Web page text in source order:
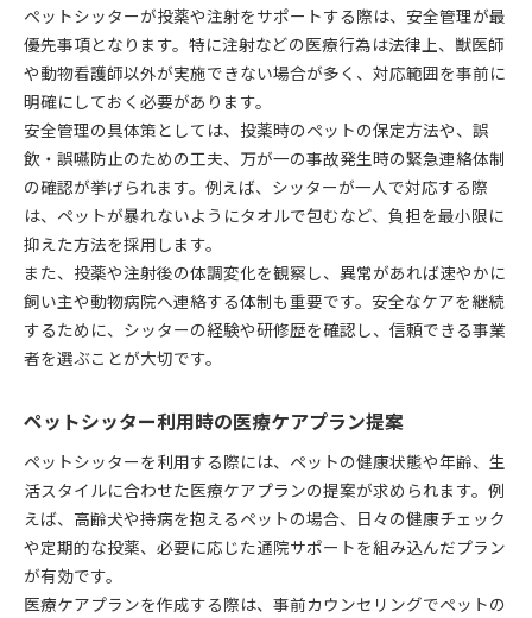
ペットシッターが投薬や注射をサポートする際は、安全管理が最
優先事項となります。特に注射などの医療行為は法律上、獣医師
や動物看護師以外が実施できない場合が多く、対応範囲を事前に
明確にしておく必要があります。
安全管理の具体策としては、投薬時のペットの保定方法や、誤
飲・誤嚥防止のための工夫、万が一の事故発生時の緊急連絡体制
の確認が挙げられます。例えば、シッターが一人で対応する際
は、ペットが暴れないようにタオルで包むなど、負担を最小限に
抑えた方法を採用します。
また、投薬や注射後の体調変化を観察し、異常があれば速やかに
飼い主や動物病院へ連絡する体制も重要です。安全なケアを継続
するために、シッターの経験や研修歴を確認し、信頼できる事業
者を選ぶことが大切です。
ペットシッター利用時の医療ケアプラン提案
ペットシッターを利用する際には、ペットの健康状態や年齢、生
活スタイルに合わせた医療ケアプランの提案が求められます。例
えば、高齢犬や持病を抱えるペットの場合、日々の健康チェック
や定期的な投薬、必要に応じた通院サポートを組み込んだプラン
が有効です。
医療ケアプランを作成する際は、事前カウンセリングでペットの